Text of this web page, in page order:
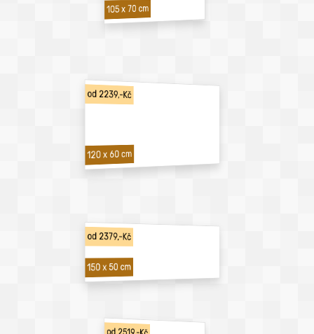
105 x 70 cm
od 2239,-Kč
120 x 60 cm
od 2379,-Kč
150 x 50 cm